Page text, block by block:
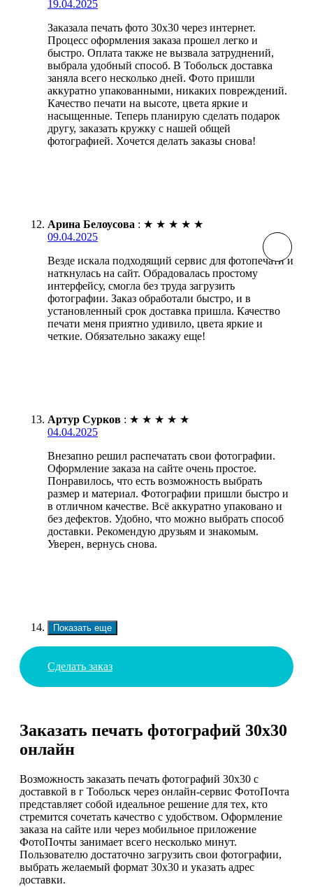
19.04.2025
Заказала печать фото 30х30 через интернет.
Процесс оформления заказа прошел легко и
быстро. Оплата также не вызвала затруднений,
выбрала удобный способ. В Тобольск доставка
заняла всего несколько дней. Фото пришли
аккуратно упакованными, никаких повреждений.
Качество печати на высоте, цвета яркие и
насыщенные. Теперь планирую сделать подарок
другу, заказать кружку с нашей общей
фотографией. Хочется делать заказы снова!
Арина Белоусова : ★ ★ ★ ★ ★
09.04.2025
Везде искала подходящий сервис для фотопечати и
наткнулась на сайт. Обрадовалась простому
интерфейсу, смогла без труда загрузить
фотографии. Заказ обработали быстро, и в
установленный срок доставка пришла. Качество
печати меня приятно удивило, цвета яркие и
четкие. Обязательно закажу еще!
Артур Сурков : ★ ★ ★ ★ ★
04.04.2025
Внезапно решил распечатать свои фотографии.
Оформление заказа на сайте очень простое.
Понравилось, что есть возможность выбрать
размер и материал. Фотографии пришли быстро и
в отличном качестве. Всё аккуратно упаковано и
без дефектов. Удобно, что можно выбрать способ
доставки. Рекомендую друзьям и знакомым.
Уверен, вернусь снова.
Показать еще
Сделать заказ
Заказать печать фотографий 30х30
онлайн
Возможность заказать печать фотографий 30х30 с
доставкой в г Тобольск через онлайн-сервис ФотоПочта
представляет собой идеальное решение для тех, кто
стремится сочетать качество с удобством. Оформление
заказа на сайте или через мобильное приложение
ФотоПочты занимает всего несколько минут.
Пользователю достаточно загрузить свои фотографии,
выбрать желаемый формат 30х30 и указать адрес
доставки.